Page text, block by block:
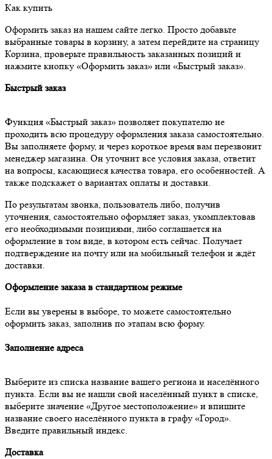
Как купить
Оформить заказ на нашем сайте легко. Просто добавьте
выбранные товары в корзину, а затем перейдите на страницу
Корзина, проверьте правильность заказанных позиций и
нажмите кнопку «Оформить заказ» или «Быстрый заказ».
Быстрый заказ
Функция «Быстрый заказ» позволяет покупателю не
проходить всю процедуру оформления заказа самостоятельно.
Вы заполняете форму, и через короткое время вам перезвонит
менеджер магазина. Он уточнит все условия заказа, ответит
на вопросы, касающиеся качества товара, его особенностей. А
также подскажет о вариантах оплаты и доставки.
По результатам звонка, пользователь либо, получив
уточнения, самостоятельно оформляет заказ, укомплектовав
его необходимыми позициями, либо соглашается на
оформление в том виде, в котором есть сейчас. Получает
подтверждение на почту или на мобильный телефон и ждёт
доставки.
Оформление заказа в стандартном режиме
Если вы уверены в выборе, то можете самостоятельно
оформить заказ, заполнив по этапам всю форму.
Заполнение адреса
Выберите из списка название вашего региона и населённого
пункта. Если вы не нашли свой населённый пункт в списке,
выберите значение «Другое местоположение» и впишите
название своего населённого пункта в графу «Город».
Введите правильный индекс.
Доставка